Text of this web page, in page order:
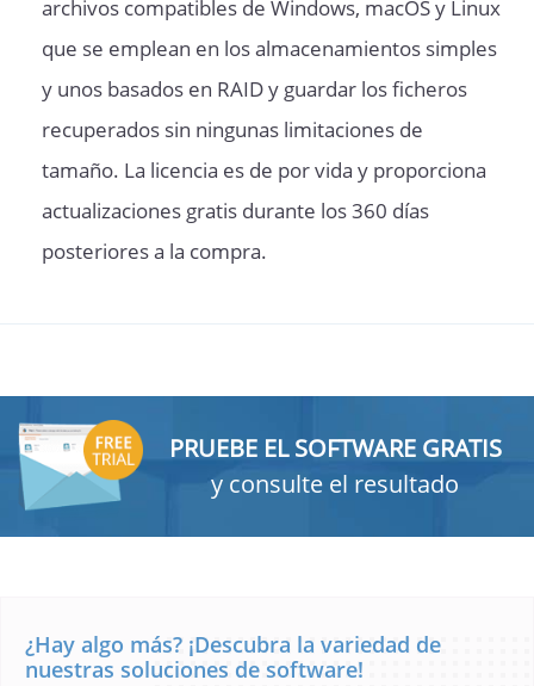
archivos compatibles de Windows, macOS y Linux
que se emplean en los almacenamientos simples
y unos basados en RAID y guardar los ficheros
recuperados sin ningunas limitaciones de
tamaño. La licencia es de por vida y proporciona
actualizaciones gratis durante los 360 días
posteriores a la compra.
PRUEBE EL SOFTWARE GRATIS
y consulte el resultado
¿Hay algo más? ¡Descubra la variedad de
nuestras soluciones de software!